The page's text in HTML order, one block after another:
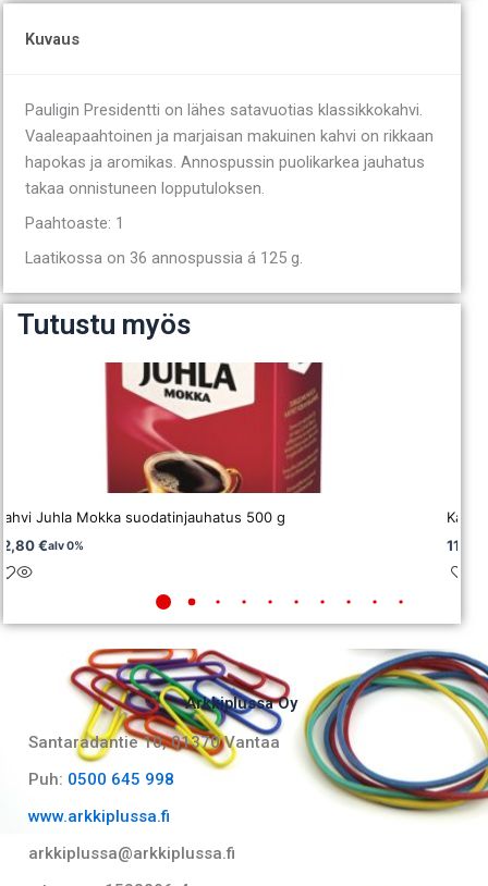
Kuvaus
Pauligin Presidentti on lähes satavuotias klassikkokahvi.
Vaaleapaahtoinen ja marjaisan makuinen kahvi on rikkaan
hapokas ja aromikas. Annospussin puolikarkea jauhatus
takaa onnistuneen lopputuloksen.
Paahtoaste: 1
Laatikossa on 36 annospussia á 125 g.
Tutustu myös
Juhla Mokka suodatinjauhatus 500 g
€alv 0%
Arkkiplussa Oy
Santaradantie 10, 01370 Vantaa​
Puh: 0500 645 998
www.arkkiplussa.fi
arkkiplussa@arkkiplussa.fi